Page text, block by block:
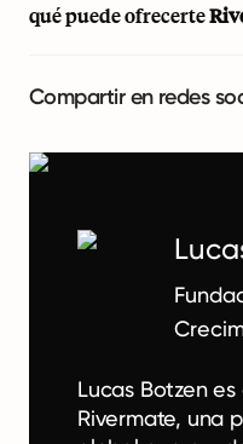
qué puede ofrecerte
Compartir en redes
Lucas Botzen
Rivermate, una